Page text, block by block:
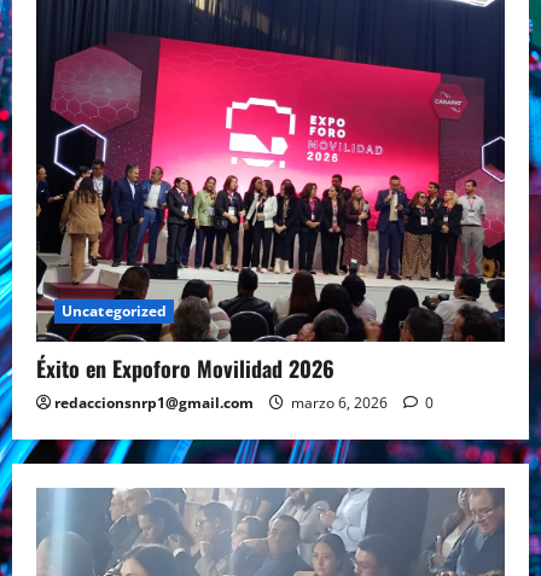
Uncategorized
Éxito en Expoforo Movilidad 2026
redaccionsnrp1@gmail.com marzo 6, 2026 0